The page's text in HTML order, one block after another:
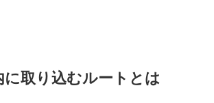
に取り込むルートとは